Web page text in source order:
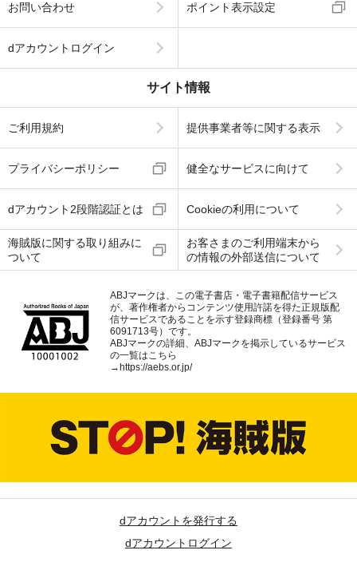
お問い合わせ ポイント表示設定
dアカウントログイン
サイト情報
ご利用規約 提供事業者等に関する表示
プライバシーポリシー 健全なサービスに向けて
dアカウント2段階認証とは Cookieの利用について
海賊版に関する取り組みに
ついて
お客さまのご利用端末から
の情報の外部送信について
ABJマークは、この電子書店・電子書籍配信サービス
が、著作権者からコンテンツ使用許諾を得た正規版配
信サービスであることを示す登録商標（登録番号 第
6091713号）です。
ABJマークの詳細、ABJマークを掲示しているサービス
の一覧はこちら
→ https://aebs.or.jp/
dアカウントを発行する
dアカウントログイン